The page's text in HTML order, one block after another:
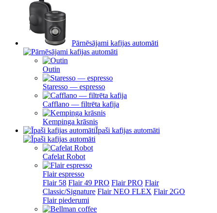
Pārnēsājami kafijas automāti
Outin
Staresso — espresso
Cafflano — filtrēta kafija
Kempinga krāsnis
Īpaši kafijas automāti
Cafelat Robot
Flair espresso
Flair 58 Flair 49 PRO Flair PRO Flair
Classic/Signature Flair NEO FLEX Flair 2GO
Flair piederumi